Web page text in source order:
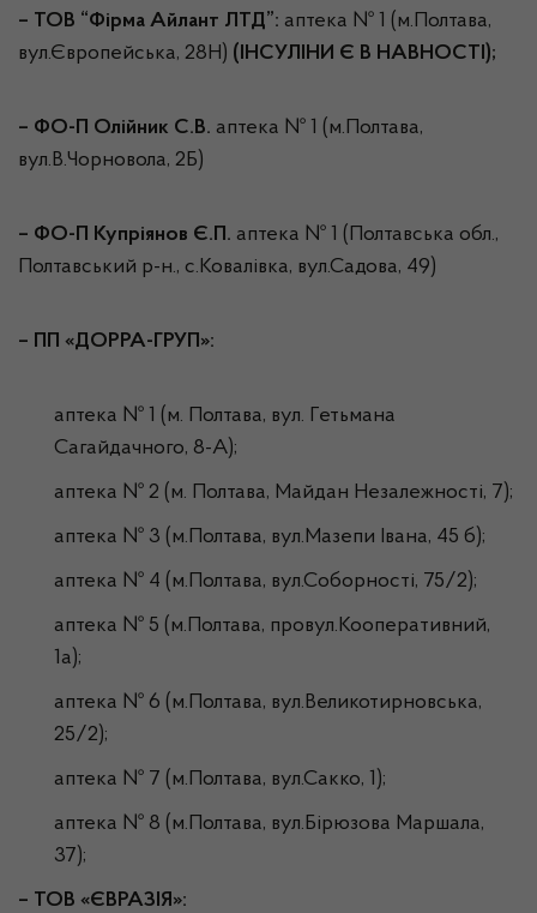
– ТОВ “Фірма Айлант ЛТД”: аптека № 1 (м.Полтава,
вул.Європейська, 28Н) (ІНСУЛІНИ Є В НАВНОСТІ);
– ФО-П Олійник С.В. аптека № 1 (м.Полтава,
вул.В.Чорновола, 2Б)
– ФО-П Купріянов Є.П. аптека № 1 (Полтавська обл.,
Полтавський р-н., с.Ковалівка, вул.Садова, 49)
– ПП «ДОРРА-ГРУП»:
аптека № 1 (м. Полтава, вул. Гетьмана
Сагайдачного, 8-А);
аптека № 2 (м. Полтава, Майдан Незалежності, 7);
аптека № 3 (м.Полтава, вул.Мазепи Івана, 45 б);
аптека № 4 (м.Полтава, вул.Соборності, 75/2);
аптека № 5 (м.Полтава, провул.Кооперативний,
1а);
аптека № 6 (м.Полтава, вул.Великотирновська,
25/2);
аптека № 7 (м.Полтава, вул.Сакко, 1);
аптека № 8 (м.Полтава, вул.Бірюзова Маршала,
37);
– ТОВ «ЄВРАЗІЯ»: